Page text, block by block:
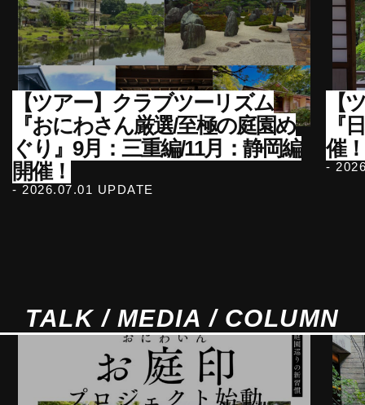
【ツアー】クラブツーリズム
『おにわさん厳選/至極の庭園め
ぐり』9月：三重編/11月：静岡編
開催！
- 2026.07.01 UPDATE
【
『
催
-
TALK / MEDIA / COLUMN